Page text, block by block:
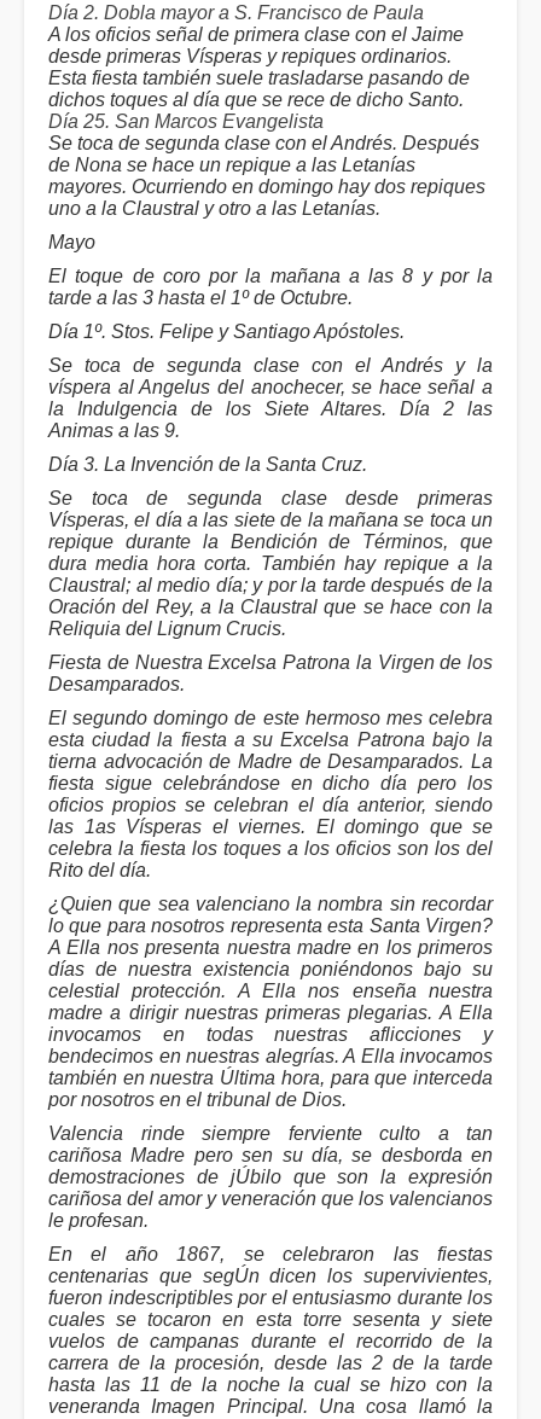
Día 2. Dobla mayor a S. Francisco de Paula
A los oficios señal de primera clase con el Jaime
desde primeras Vísperas y repiques ordinarios.
Esta fiesta también suele trasladarse pasando de
dichos toques al día que se rece de dicho Santo.
Día 25. San Marcos Evangelista
Se toca de segunda clase con el Andrés. Después
de Nona se hace un repique a las Letanías
mayores. Ocurriendo en domingo hay dos repiques
uno a la Claustral y otro a las Letanías.
Mayo
El toque de coro por la mañana a las 8 y por la
tarde a las 3 hasta el 1º de Octubre.
Día 1º. Stos. Felipe y Santiago Apóstoles.
Se toca de segunda clase con el Andrés y la
víspera al Angelus del anochecer, se hace señal a
la Indulgencia de los Siete Altares. Día 2 las
Animas a las 9.
Día 3. La Invención de la Santa Cruz.
Se toca de segunda clase desde primeras
Vísperas, el día a las siete de la mañana se toca un
repique durante la Bendición de Términos, que
dura media hora corta. También hay repique a la
Claustral; al medio día; y por la tarde después de la
Oración del Rey, a la Claustral que se hace con la
Reliquia del Lignum Crucis.
Fiesta de Nuestra Excelsa Patrona la Virgen de los
Desamparados.
El segundo domingo de este hermoso mes celebra
esta ciudad la fiesta a su Excelsa Patrona bajo la
tierna advocación de Madre de Desamparados. La
fiesta sigue celebrándose en dicho día pero los
oficios propios se celebran el día anterior, siendo
las 1as Vísperas el viernes. El domingo que se
celebra la fiesta los toques a los oficios son los del
Rito del día.
¿Quien que sea valenciano la nombra sin recordar
lo que para nosotros representa esta Santa Virgen?
A Ella nos presenta nuestra madre en los primeros
días de nuestra existencia poniéndonos bajo su
celestial protección. A Ella nos enseña nuestra
madre a dirigir nuestras primeras plegarias. A Ella
invocamos en todas nuestras aflicciones y
bendecimos en nuestras alegrías. A Ella invocamos
también en nuestra Última hora, para que interceda
por nosotros en el tribunal de Dios.
Valencia rinde siempre ferviente culto a tan
cariñosa Madre pero sen su día, se desborda en
demostraciones de jÚbilo que son la expresión
cariñosa del amor y veneración que los valencianos
le profesan.
En el año 1867, se celebraron las fiestas
centenarias que segÚn dicen los supervivientes,
fueron indescriptibles por el entusiasmo durante los
cuales se tocaron en esta torre sesenta y siete
vuelos de campanas durante el recorrido de la
carrera de la procesión, desde las 2 de la tarde
hasta las 11 de la noche la cual se hizo con la
veneranda Imagen Principal. Una cosa llamó la